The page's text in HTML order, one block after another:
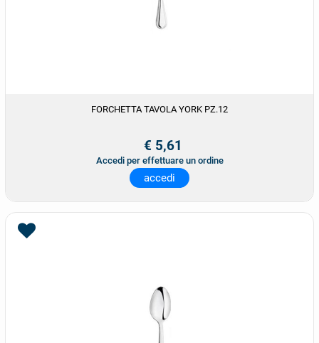
FORCHETTA TAVOLA YORK PZ.12
€ 5,61
Accedi per effettuare un ordine
accedi